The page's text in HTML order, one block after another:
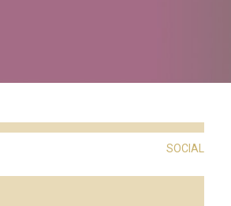
SOCIAL